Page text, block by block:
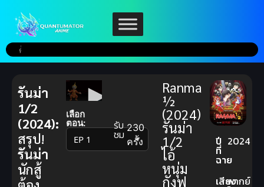
เลือก
ตอน:
▼
รับ
ชม 230
ครั้ง
Ranma
½
(2024)
รันม่า
1/2
ไอ้
หนุ่ม
กังฟู
ปี
ที่
ฉาย
2024
เสียงพากย์
รันม่า
1/2
(2024):
สรุป!
รันม่า
นักสู้